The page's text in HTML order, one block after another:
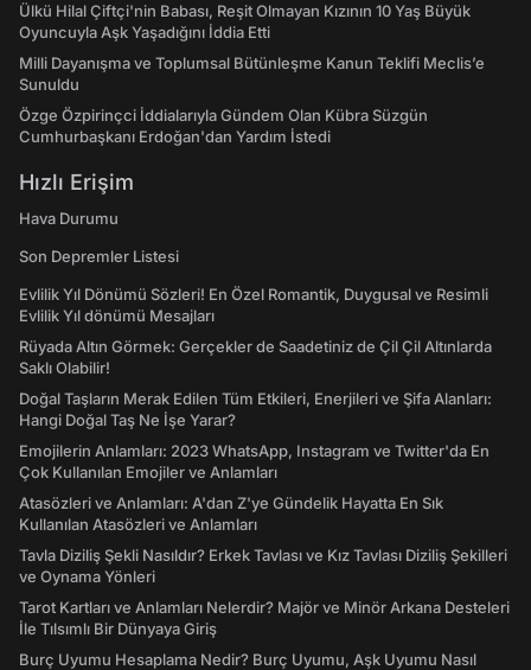
Ülkü Hilal Çiftçi'nin Babası, Reşit Olmayan Kızının 10 Yaş Büyük
Oyuncuyla Aşk Yaşadığını İddia Etti
Milli Dayanışma ve Toplumsal Bütünleşme Kanun Teklifi Meclis’e
Sunuldu
Özge Özpirinçci İddialarıyla Gündem Olan Kübra Süzgün
Cumhurbaşkanı Erdoğan'dan Yardım İstedi
Hızlı Erişim
Hava Durumu
Son Depremler Listesi
Evlilik Yıl Dönümü Sözleri! En Özel Romantik, Duygusal ve Resimli
Evlilik Yıl dönümü Mesajları
Rüyada Altın Görmek: Gerçekler de Saadetiniz de Çil Çil Altınlarda
Saklı Olabilir!
Doğal Taşların Merak Edilen Tüm Etkileri, Enerjileri ve Şifa Alanları:
Hangi Doğal Taş Ne İşe Yarar?
Emojilerin Anlamları: 2023 WhatsApp, Instagram ve Twitter'da En
Çok Kullanılan Emojiler ve Anlamları
Atasözleri ve Anlamları: A'dan Z'ye Gündelik Hayatta En Sık
Kullanılan Atasözleri ve Anlamları
Tavla Diziliş Şekli Nasıldır? Erkek Tavlası ve Kız Tavlası Diziliş Şekilleri
ve Oynama Yönleri
Tarot Kartları ve Anlamları Nelerdir? Majör ve Minör Arkana Desteleri
İle Tılsımlı Bir Dünyaya Giriş
Burç Uyumu Hesaplama Nedir? Burç Uyumu, Aşk Uyumu Nasıl